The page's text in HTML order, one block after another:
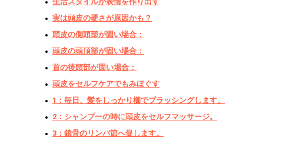
実は頭皮の硬さが原因かも？
頭皮の側頭部が固い場合：
頭皮の頭頂部が固い場合：
首の後頭部が固い場合：
頭皮をセルフケアでもみほぐす
1：毎日、髪をしっかり櫛でブラッシングします。
2：シャンプーの時に頭皮をセルフマッサージ。
3：鎖骨のリンパ節へ促します。